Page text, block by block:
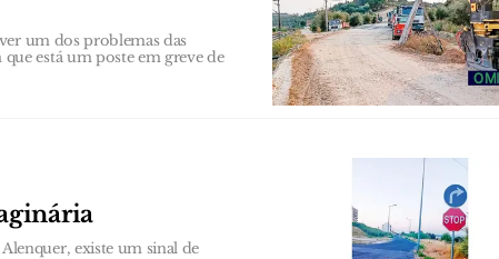
um dos problemas das
está um poste em greve de
existe um sinal de